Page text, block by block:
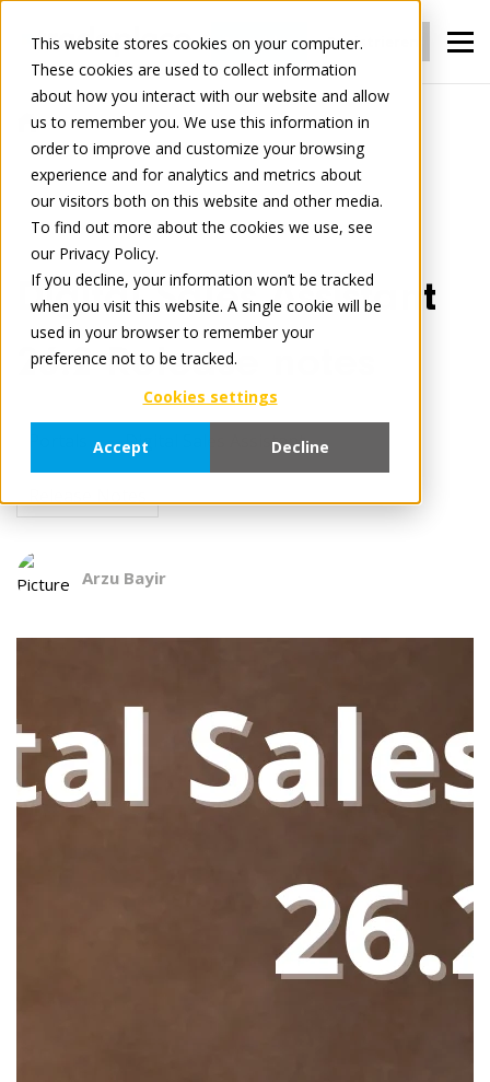
This website stores cookies on your computer.
These cookies are used to collect information
about how you interact with our website and allow
us to remember you. We use this information in
order to improve and customize your browsing
experience and for analytics and metrics about
our visitors both on this website and other media.
To find out more about the cookies we use, see
our Privacy Policy.
If you decline, your information won’t be tracked
when you visit this website. A single cookie will be
used in your browser to remember your
preference not to be tracked.
Cookies settings
Accept Decline
Anmelden Registrieren
Tradelog
Digital Sales Assistant 26.2 Release notes
March 6, 2026 3 minute read
Digital Sales Assistant
26.2 Release notes
Digital Sales Assistant
Arzu Bayir